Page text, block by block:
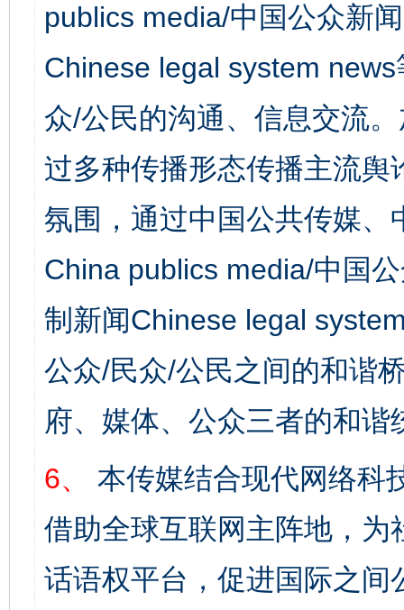
publics media/中国公众新
Chinese legal system
众/公民的沟通、信息交流
过多种传播形态传播主流
氛围，通过中国公共传媒
China publics media/中国
制新闻Chinese legal
公众/民众/公民之间的和谐
府、媒体、公众三者的和谐
6、
本传媒结合现代网络科
借助全球互联网主阵地，
话语权平台，促进国际之
完善运行机制助力责任有效落实 一纸欠